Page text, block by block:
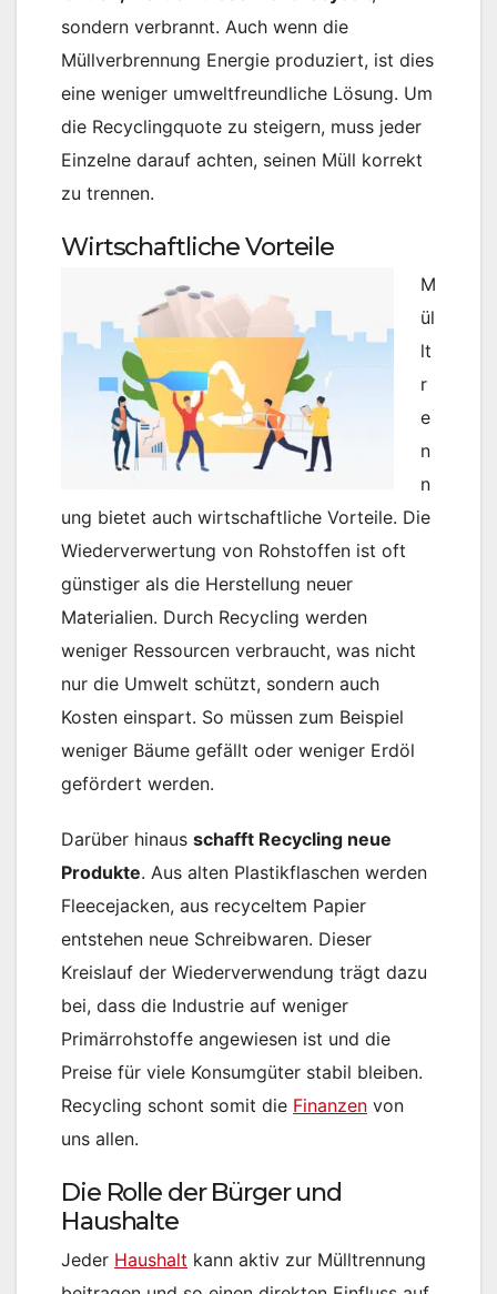
sondern verbrannt. Auch wenn die
Müllverbrennung Energie produziert, ist dies
eine weniger umweltfreundliche Lösung. Um
die Recyclingquote zu steigern, muss jeder
Einzelne darauf achten, seinen Müll korrekt
zu trennen​.
Wirtschaftliche Vorteile
M
ül
lt
r
e
n
n
ung bietet auch wirtschaftliche Vorteile. Die
Wiederverwertung von Rohstoffen ist oft
günstiger als die Herstellung neuer
Materialien. Durch Recycling werden
weniger Ressourcen verbraucht, was nicht
nur die Umwelt schützt, sondern auch
Kosten einspart. So müssen zum Beispiel
weniger Bäume gefällt oder weniger Erdöl
gefördert werden​.
Darüber hinaus schafft Recycling neue
Produkte. Aus alten Plastikflaschen werden
Fleecejacken, aus recyceltem Papier
entstehen neue Schreibwaren. Dieser
Kreislauf der Wiederverwendung trägt dazu
bei, dass die Industrie auf weniger
Primärrohstoffe angewiesen ist und die
Preise für viele Konsumgüter stabil bleiben​.
Recycling schont somit die Finanzen von
uns allen.
Die Rolle der Bürger und
Haushalte
Jeder Haushalt kann aktiv zur Mülltrennung